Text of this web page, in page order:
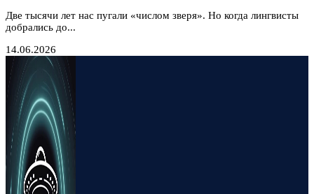
Две тысячи лет нас пугали «числом зверя». Но когда лингвисты
добрались до...
14.06.2026